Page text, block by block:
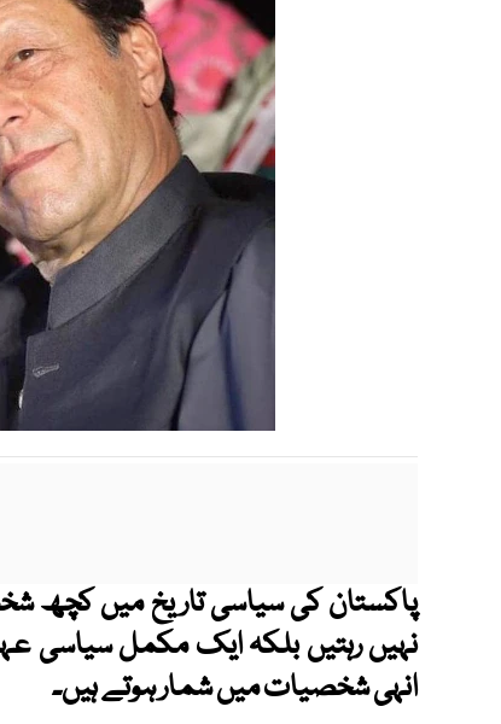
پاکستان کی سیاسی تاریخ میں کچھ
نہیں رہتیں بلکہ ایک مکمل سیاسی
انہی شخصیات میں شمار ہوتے ہیں۔